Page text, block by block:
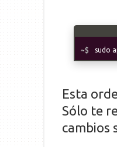
sudo
Esta
Sólo te
cambios